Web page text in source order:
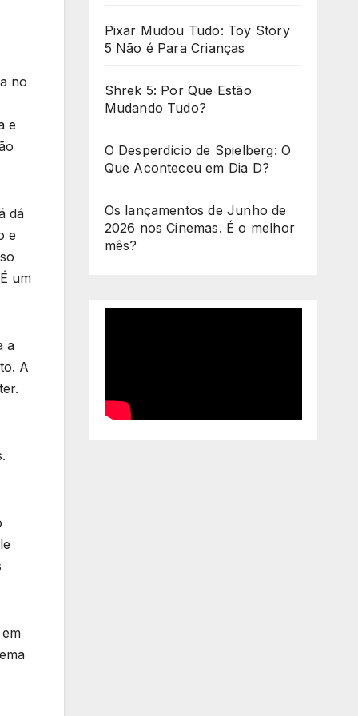
no
e
dá
e
um
a
A
Pixar Mudou Tudo: Toy Story
5 Não é Para Crianças
Shrek 5: Por Que Estão
Mudando Tudo?
O Desperdício de Spielberg: O
Que Aconteceu em Dia D?
Os lançamentos de Junho de
2026 nos Cinemas. É o melhor
mês?